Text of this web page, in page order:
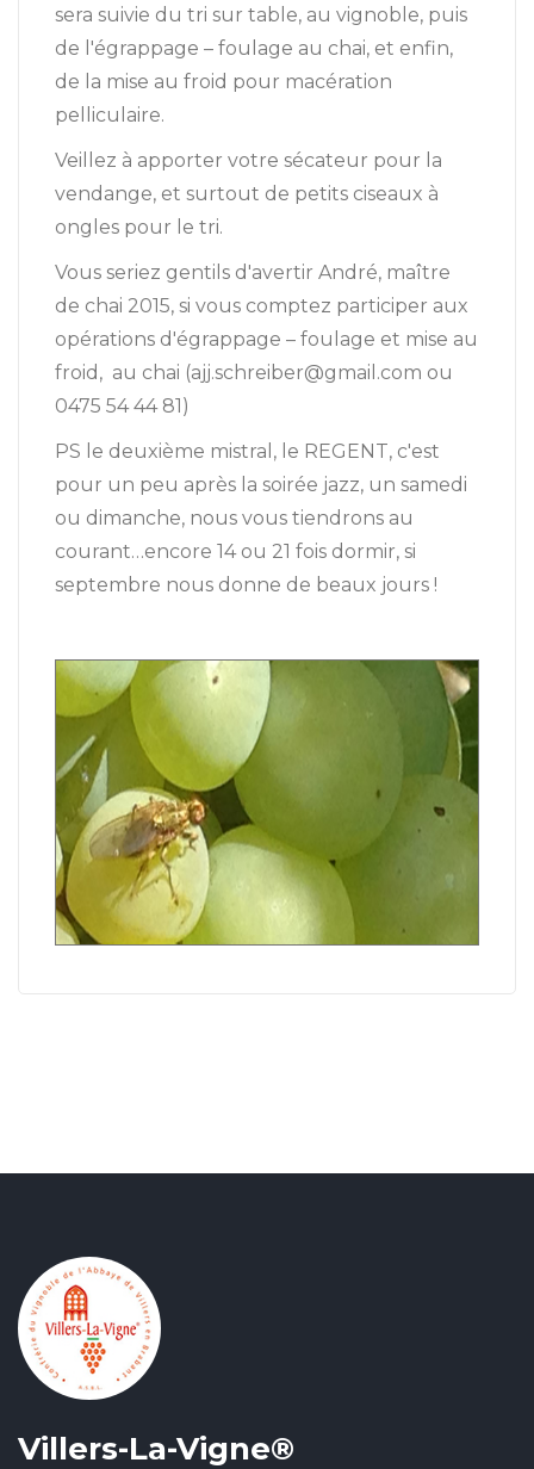
sera suivie du tri sur table, au vignoble, puis
de l'égrappage – foulage au chai, et enfin,
de la mise au froid pour macération
pelliculaire.
Veillez à apporter votre sécateur pour la
vendange, et surtout de petits ciseaux à
ongles pour le tri.
Vous seriez gentils d'avertir André, maître
de chai 2015, si vous comptez participer aux
opérations d'égrappage – foulage et mise au
froid, au chai (ajj.schreiber@gmail.com ou
0475 54 44 81)
PS le deuxième mistral, le REGENT, c'est
pour un peu après la soirée jazz, un samedi
ou dimanche, nous vous tiendrons au
courant…encore 14 ou 21 fois dormir, si
septembre nous donne de beaux jours !
Villers-La-Vigne®